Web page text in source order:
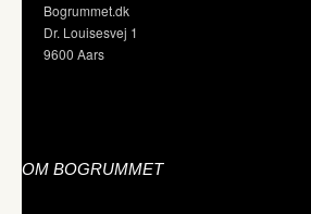
Bogrummet.dk
Dr. Louisesvej 1
9600 Aars
OM BOGRUMMET